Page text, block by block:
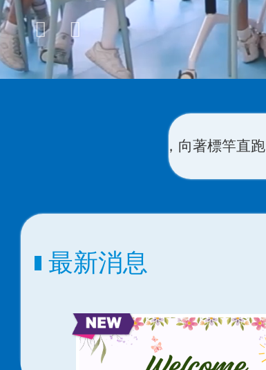
在基督耶穌裏從上面召我來得的獎賞。(
最新消息